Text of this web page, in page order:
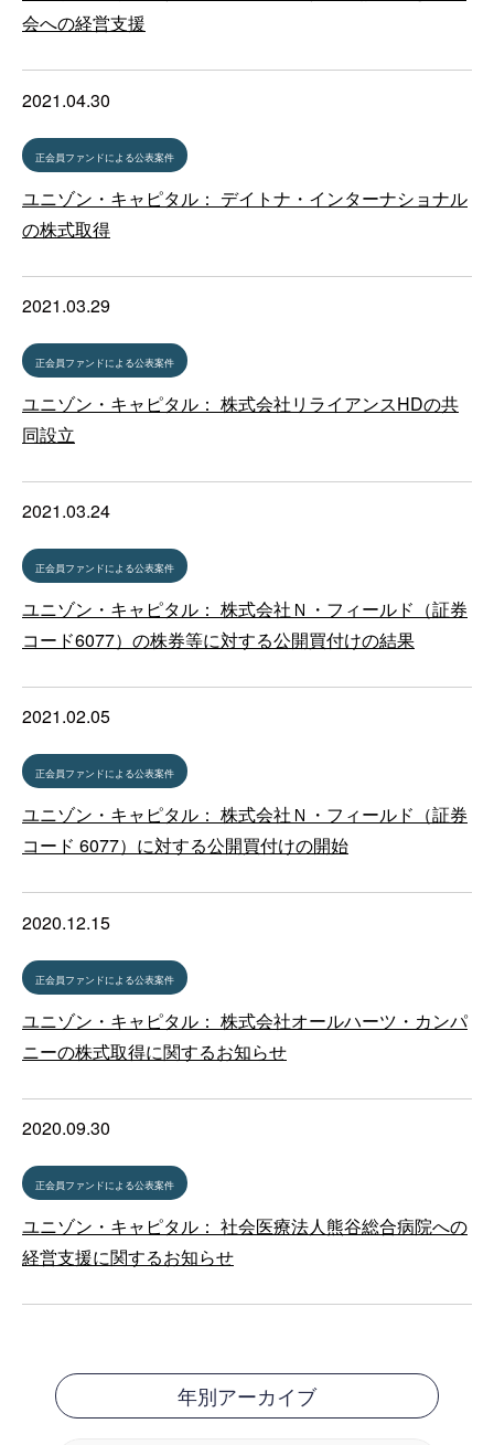
会への経営支援
2021.04.30
正会員ファンドによる公表案件
ユニゾン・キャピタル： デイトナ・インターナショナル
の株式取得
2021.03.29
正会員ファンドによる公表案件
ユニゾン・キャピタル： 株式会社リライアンスHDの共
同設立
2021.03.24
正会員ファンドによる公表案件
ユニゾン・キャピタル： 株式会社Ｎ・フィールド（証券
コード6077）の株券等に対する公開買付けの結果
2021.02.05
正会員ファンドによる公表案件
ユニゾン・キャピタル： 株式会社Ｎ・フィールド（証券
コード 6077）に対する公開買付けの開始
2020.12.15
正会員ファンドによる公表案件
ユニゾン・キャピタル： 株式会社オールハーツ・カンパ
ニーの株式取得に関するお知らせ
2020.09.30
正会員ファンドによる公表案件
ユニゾン・キャピタル： 社会医療法人熊谷総合病院への
経営支援に関するお知らせ
年別アーカイブ